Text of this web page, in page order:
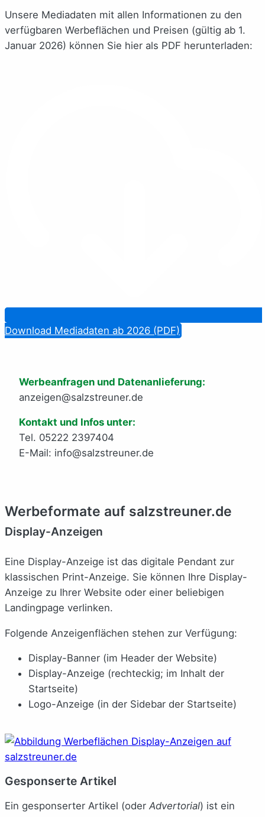
Unsere Mediadaten mit allen Informationen zu den
verfügbaren Werbeflächen und Preisen (gültig ab 1.
Januar 2026) können Sie hier als PDF herunterladen:
Download Mediadaten ab 2026 (PDF)
Werbeanfragen und Datenanlieferung:
anzeigen@salzstreuner.de
Kontakt und Infos unter:
Tel. 05222 2397404
E-Mail: info@salzstreuner.de
Werbeformate auf salzstreuner.de
Display-Anzeigen
Eine Display-Anzeige ist das digitale Pendant zur
klassischen Print-Anzeige. Sie können Ihre Display-
Anzeige zu Ihrer Website oder einer beliebigen
Landingpage verlinken.
Folgende Anzeigenflächen stehen zur Verfügung:
Display-Banner (im Header der Website)
Display-Anzeige (rechteckig; im Inhalt der
Startseite)
Logo-Anzeige (in der Sidebar der Startseite)
Gesponserte Artikel
Ein gesponserter Artikel (oder Advertorial) ist ein